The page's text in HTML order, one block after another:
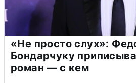
«Не просто слух»:
Бондарчуку
роман — с кем